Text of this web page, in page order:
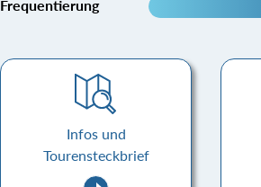
Frequentierung
Infos und
Tourensteckbrief